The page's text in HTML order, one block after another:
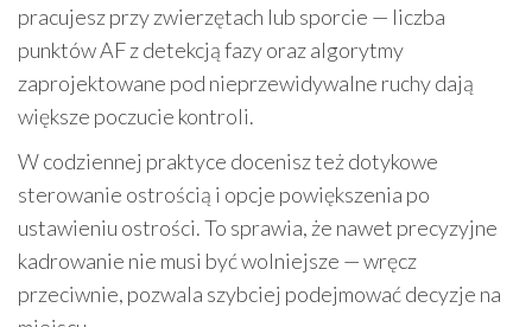
pracujesz przy zwierzętach lub sporcie — liczba
punktów AF z detekcją fazy oraz algorytmy
zaprojektowane pod nieprzewidywalne ruchy dają
większe poczucie kontroli.
W codziennej praktyce docenisz też dotykowe
sterowanie ostrością i opcje powiększenia po
ustawieniu ostrości. To sprawia, że nawet precyzyjne
kadrowanie nie musi być wolniejsze — wręcz
przeciwnie, pozwala szybciej podejmować decyzje na